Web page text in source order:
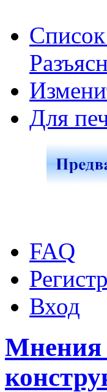
Для
FAQ
Вход
Мнения